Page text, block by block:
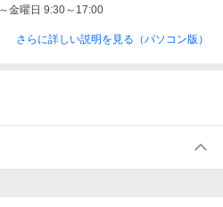
金曜日 9:30～17:00
さらに詳しい説明を見る（パソコン版）